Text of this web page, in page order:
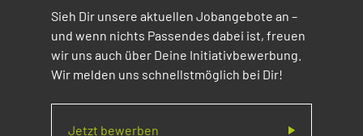
Sieh Dir unsere aktuellen Jobangebote an –
und wenn nichts Passendes dabei ist, freuen
wir uns auch über Deine Initiativbewerbung.
Wir melden uns schnellstmöglich bei Dir!
Jetzt bewerben